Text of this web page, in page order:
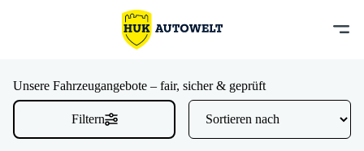
Unsere Fahrzeugangebote – fair, sicher & geprüft
Filtern